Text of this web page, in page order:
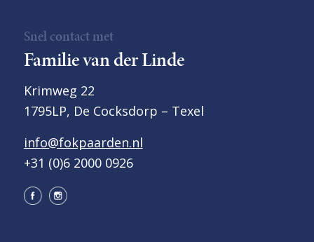
Snel contact met
Familie van der Linde
Krimweg 22
1795LP, De Cocksdorp – Texel
info@fokpaarden.nl
+31 (0)6 2000 0926